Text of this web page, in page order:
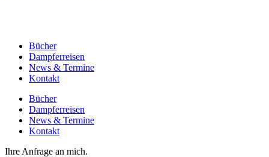
Bücher
Dampferreisen
News & Termine
Kontakt
Bücher
Dampferreisen
News & Termine
Kontakt
Ihre Anfrage an mich.